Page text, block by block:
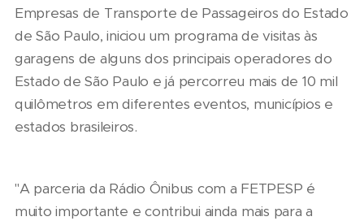
Empresas de Transporte de Passageiros do Estado
de São Paulo, iniciou um programa de visitas às
garagens de alguns dos principais operadores do
Estado de São Paulo e já percorreu mais de 10 mil
quilômetros em diferentes eventos, municípios e
estados brasileiros.
"A parceria da Rádio Ônibus com a FETPESP é
muito importante e contribui ainda mais para a